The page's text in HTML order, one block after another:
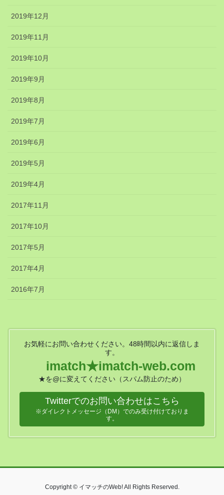
2019年12月
2019年11月
2019年10月
2019年9月
2019年8月
2019年7月
2019年6月
2019年5月
2019年4月
2017年11月
2017年10月
2017年5月
2017年4月
2016年7月
お気軽にお問い合わせください。48時間以内に返信しま
す。
imatch★imatch-web.com
★を@に変えてください（スパム防止のため）
Twitterでのお問い合わせはこちら
※ダイレクトメッセージ（DM）でのみ受け付けておりま
す。
Copyright © イマッチのWeb! All Rights Reserved.